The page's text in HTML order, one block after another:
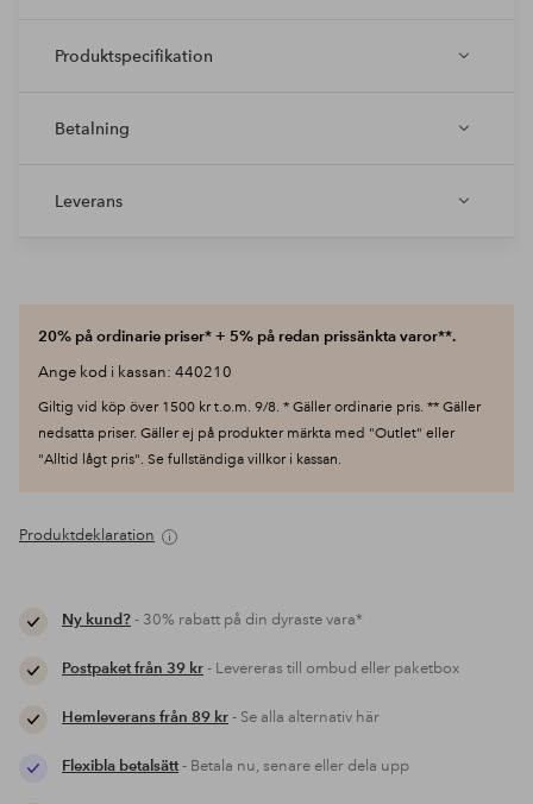
Produktspecifikation
Betalning
Leverans
20% på ordinarie priser* + 5% på redan prissänkta varor**.
Ange kod i kassan: 440210
Giltig vid köp över 1500 kr t.o.m. 9/8. * Gäller ordinarie pris. ** Gäller
nedsatta priser. Gäller ej på produkter märkta med "Outlet" eller
"Alltid lågt pris". Se fullständiga villkor i kassan.
Produktdeklaration
Ny kund?- 30% rabatt på din dyraste vara*
Postpaket från 39 kr- Levereras till ombud eller paketbox
Hemleverans från 89 kr- Se alla alternativ här
Flexibla betalsätt- Betala nu, senare eller dela upp